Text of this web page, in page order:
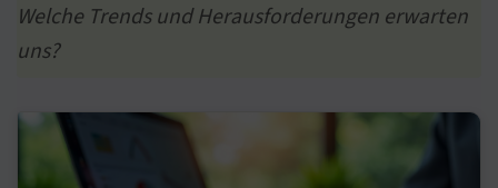
Welche Trends und Herausforderungen erwarten
uns?